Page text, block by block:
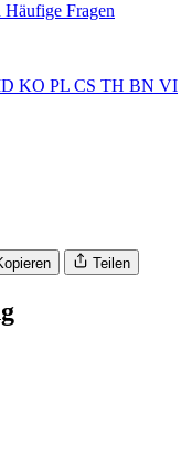
Häufige Fragen
KO PL CS TH BN VI
Teilen